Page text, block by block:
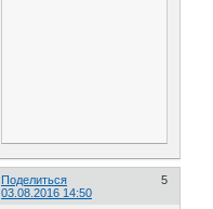
Поделиться
5
03.08.2016 14:50